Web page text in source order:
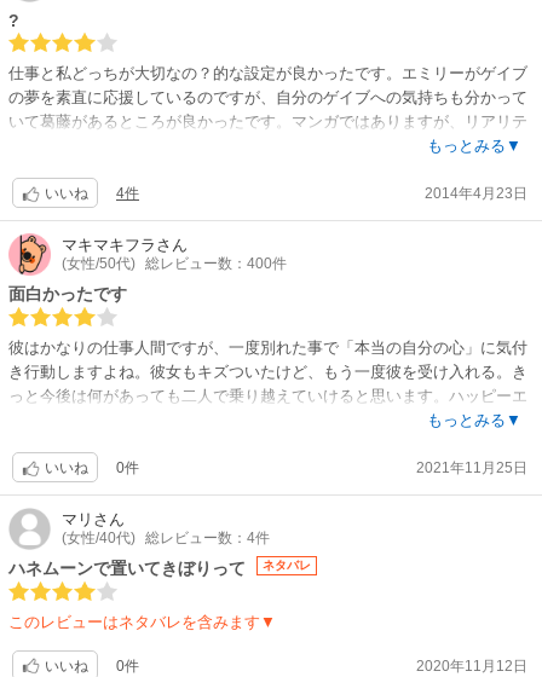
?
仕事と私どっちが大切なの？的な設定が良かったです。エミリーがゲイブ
の夢を素直に応援しているのですが、自分のゲイブへの気持ちも分かって
いて葛藤があるところが良かったです。マンガではありますが、リアリテ
ラスト、そういう結論に至るのか～と、やや納得したくない感じだったこ
とと、細かいところで色々と気になり評価やや下げました。3.8くらい。
もっとみる▼
いいね 4件 2014年4月23日
マキマキフラ さん
(女性/50代) 総レビュー数：400件
面白かったです
彼はかなりの仕事人間ですが、一度別れた事で「本当の自分の心」に気付
き行動しますよね。彼女もキズついたけど、もう一度彼を受け入れる。き
っと今後は何があっても二人で乗り越えていけると思います。ハッピーエ
もっとみる▼
いいね 0件 2021年11月25日
マリ さん
(女性/40代) 総レビュー数：4件
ハネムーンで置いてきぼりって ネタバレ
このレビューはネタバレを含みます▼
いいね 0件 2020年11月12日